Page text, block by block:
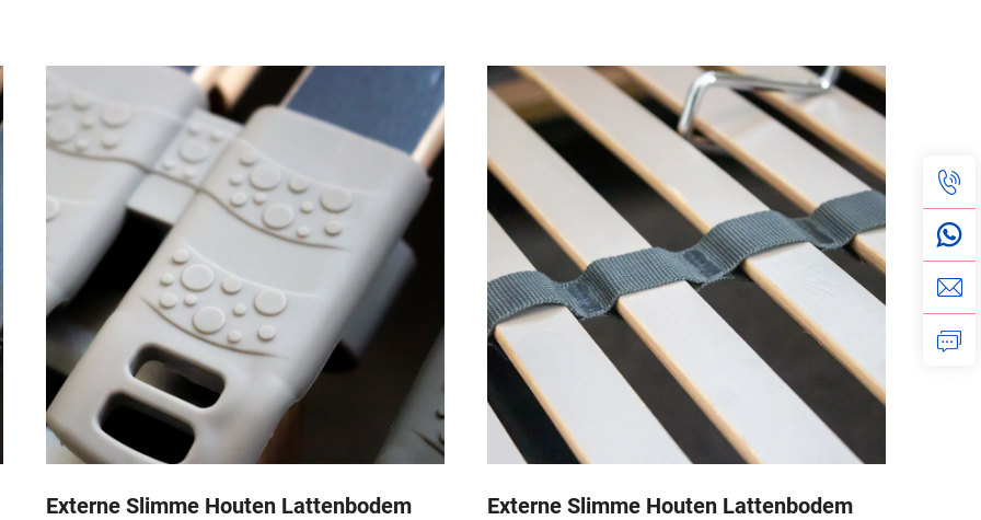
Externe Slimme Houten Lattenbodem
Externe Slimme Houten Lattenbodem